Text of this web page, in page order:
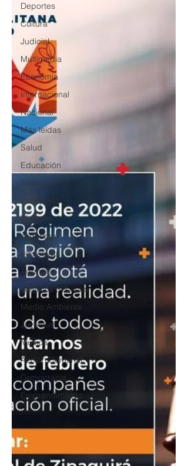
Deportes
Cultura
Judicial
Multimedia
Economia
Internacional
Nacional
Más leídas
Salud
Educación
Turismo
transporte
Vivienda
seguridad
tecnología
Agrarias
servicios publicos
Medio Ambiente
Juventud
Música
Acción Comunal
Democracia
Emprendimiento